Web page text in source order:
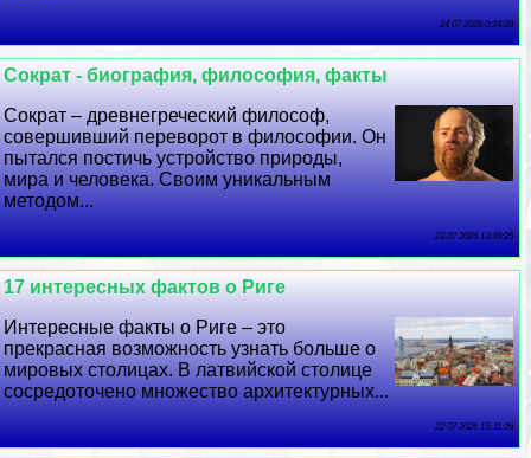
24 07 2026 0:24:28
Сократ - биография, философия, факты
Сократ – древнегреческий философ,
совершивший переворот в философии. Он
пытался постичь устройство природы,
мира и человека. Своим уникальным
методом...
23 07 2026 13:49:25
17 интересных фактов о Риге
Интересные факты о Риге – это
прекрасная возможность узнать больше о
мировых столицах. В латвийской столице
сосредоточено множество архитектурных...
22 07 2026 15:31:26